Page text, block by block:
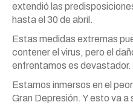
extendió las
hasta el 30 de abril.
Estas medidas extremas
contener el virus, pero el
enfrentamos es devastador.
Estamos inmersos en el
Gran Depresión. Y esto va